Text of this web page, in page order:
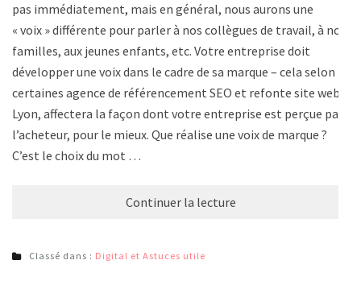
pas immédiatement, mais en général, nous aurons une
« voix » différente pour parler à nos collègues de travail, à nos
familles, aux jeunes enfants, etc. Votre entreprise doit
développer une voix dans le cadre de sa marque – cela selon
certaines agence de référencement SEO et refonte site web a
Lyon, affectera la façon dont votre entreprise est perçue par
l’acheteur, pour le mieux. Que réalise une voix de marque ?
C’est le choix du mot …
Continuer la lecture
Classé dans : Digital et Astuces utile